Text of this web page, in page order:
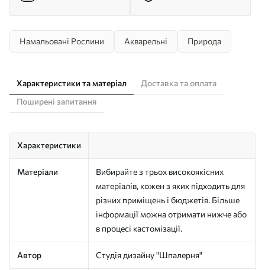
Намальовані Рослини Акварельні Природа
Характеристики та матеріал
Доставка та оплата
Поширені запитання
Характеристики
Матеріали
Вибирайте з трьох високоякісних
матеріалів, кожен з яких підходить для
різних приміщень і бюджетів. Більше
інформації можна отримати нижче або
в процесі кастомізації.
Автор Студія дизайну "Шпалерня"